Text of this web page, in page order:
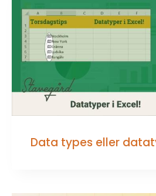
Data types eller